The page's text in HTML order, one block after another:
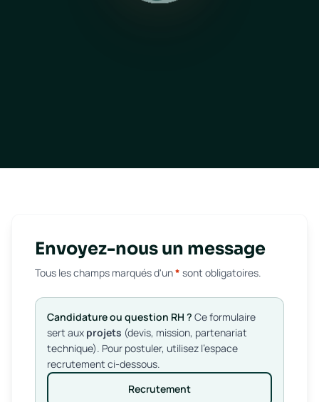
Envoyez-nous un message
Tous les champs marqués d'un* sont obligatoires.
Candidature ou question RH ? Ce formulaire
sert aux projets (devis, mission, partenariat
technique). Pour postuler, utilisez l'espace
recrutement ci-dessous.
Recrutement